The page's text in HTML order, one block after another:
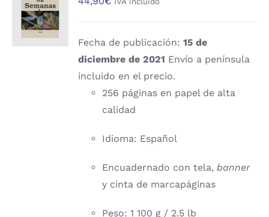
CARRITO
/
DETALLES
Fecha de publicación:15 de
diciembre de 2021 Envío a península
incluido en el precio.
256 páginas en papel de alta
calidad
Idioma: Español
Encuadernado con tela,banner
y cinta de marcapáginas
Peso: 1 100 g / 2.5 lb